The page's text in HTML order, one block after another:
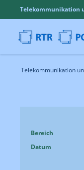
Telekommunikation
Telekommunikation
Bereich
Datum